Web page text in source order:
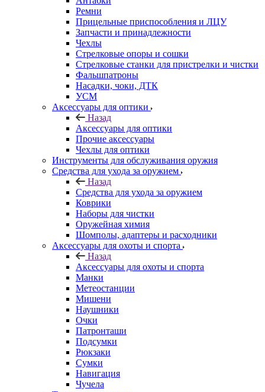
Ремни
Прицельные приспособления и ЛЦУ
Запчасти и принадлежности
Чехлы
Стрелковые опоры и сошки
Стрелковые станки для пристрелки и чистки
Фальшпатроны
Насадки, чоки, ДТК
УСМ
Аксессуары для оптики
Назад
Аксессуары для оптики
Прочие аксессуары
Чехлы для оптики
Инструменты для обслуживания оружия
Средства для ухода за оружием
Назад
Средства для ухода за оружием
Коврики
Наборы для чистки
Оружейная химия
Шомполы, адаптеры и расходники
Аксессуары для охоты и спорта
Назад
Аксессуары для охоты и спорта
Манки
Метеостанции
Мишени
Наушники
Очки
Патронташи
Подсумки
Рюкзаки
Сумки
Навигация
Чучела